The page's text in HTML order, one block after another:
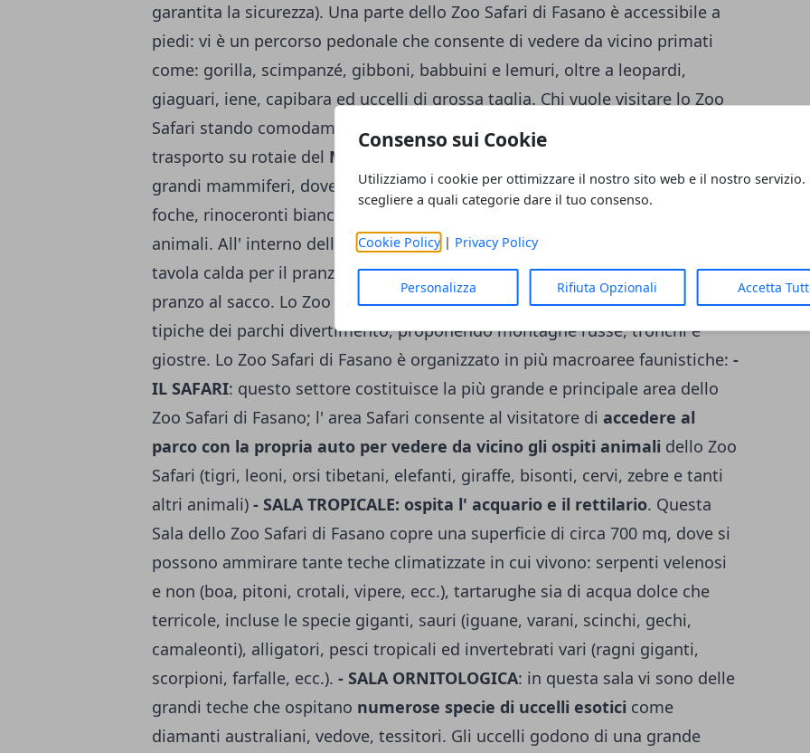
Consenso sui Cookie
Utilizziamo i cookie per ottimizzare il nostro sito web e il nostro servizio.
scegliere a quali categorie dare il tuo consenso.
Cookie Policy| Privacy Policy
Personalizza Rifiuta Opzionali Accetta
garantita la sicurezza). Una parte dello Zoo Safari di Fasano è accessibile a
piedi: vi è un percorso pedonale che consente di vedere da vicino primati
come: gorilla, scimpanzé, gibboni, babbuini e lemuri, oltre a leopardi,
giaguari, iene, capibara ed uccelli di grossa taglia. Chi vuole visitare lo Zoo
Safari stando comodamente seduto, può scegliere il panormanrico
trasporto su rotaie del MetroZoo
grandi mammiferi, dove tra isolotti e cascate d' acqua è possibile ammirare
foche, rinoceronti bianchi, ippopotami, orsi bruni, orsi polari e tanti altri
animali. All' interno dello Zoo Safari vi sono numerosi servizi: ci sono bar e
tavola calda per il pranzo o aree attrezzate per il pic nic per chi opta per un
pranzo al sacco. Lo Zoo Safari di Fasano include anche delle attrazioni
tipiche dei parchi divertimento, proponendo montagne russe, tronchi e
giostre. Lo Zoo Safari di Fasano è organizzato in più macroaree faunistiche: -
IL SAFARI: questo settore costituisce la più grande e principale area dello
Zoo Safari di Fasano; l' area Safari consente al visitatore di accedere al
parco con la propria auto per vedere da vicino gli ospiti animali dello Zoo
Safari (tigri, leoni, orsi tibetani, elefanti, giraffe, bisonti, cervi, zebre e tanti
altri animali) - SALA TROPICALE: ospita l' acquario e il rettilario. Questa
Sala dello Zoo Safari di Fasano copre una superficie di circa 700 mq, dove si
possono ammirare tante teche climatizzate in cui vivono: serpenti velenosi
e non (boa, pitoni, crotali, vipere, ecc.), tartarughe sia di acqua dolce che
terricole, incluse le specie giganti, sauri (iguane, varani, scinchi, gechi,
camaleonti), alligatori, pesci tropicali ed invertebrati vari (ragni giganti,
scorpioni, farfalle, ecc.). - SALA ORNITOLOGICA: in questa sala vi sono delle
grandi teche che ospitano numerose specie di uccelli esotici come
diamanti australiani, vedove, tessitori. Gli uccelli godono di una grande